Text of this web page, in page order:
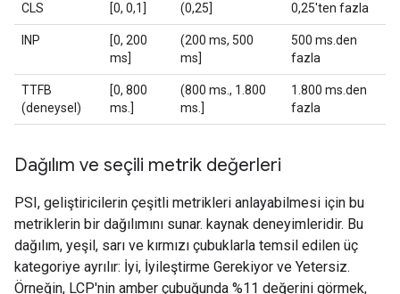
CLS [0, 0,1] (0,25] 0,25'ten fazla
INP
[0, 200
ms]
(200 ms, 500
ms]
500 ms.den
fazla
TTFB
(deneysel)
[0, 800
ms.]
(800 ms., 1.800
ms.]
1.800 ms.den
fazla
Dağılım ve seçili metrik değerleri
PSI, geliştiricilerin çeşitli metrikleri anlayabilmesi için bu
metriklerin bir dağılımını sunar. kaynak deneyimleridir. Bu
dağılım, yeşil, sarı ve kırmızı çubuklarla temsil edilen üç
kategoriye ayrılır: İyi, İyileştirme Gerekiyor ve Yetersiz.
Örneğin, LCP'nin amber çubuğunda %11 değerini görmek,